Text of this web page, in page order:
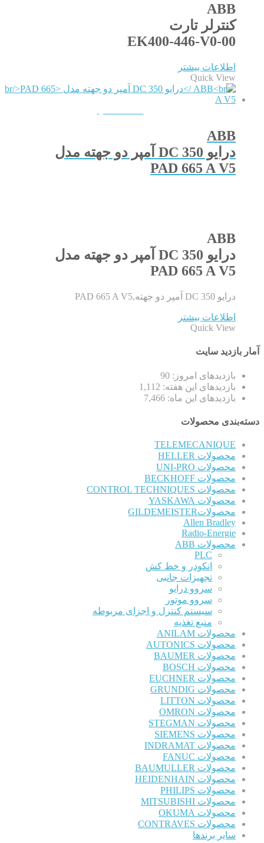
ABB
کنترلر تارت
EK400-446-V0-00
اطلاعات بیشتر
Quick View
ABB
درایو DC 350 آمپر دو جهته مدل
PAD 665 A V5
ABB
درایو DC 350 آمپر دو جهته مدل
PAD 665 A V5
درایو DC 350 آمپر دو جهته,PAD 665 A V5
اطلاعات بیشتر
Quick View
آمار بازدید سایت
بازدیدهای امروز: 90
بازدیدهای این هفته: 1,112
بازدیدهای این ماه: 7,466
دسته‌بندی محصولات
TELEMECANIQUE
محصولات HELLER
محصولات UNI-PRO
محصولات BECKHOFF
محصولات CONTROL TECHNIQUES
محصولات YASKAWA
محصولاتGILDEMEISTER
Allen Bradley
Radio-Energie
محصولات ABB
PLC
انکودر و خط کش
تجهیزات جانبی
سروو درایو
سروو موتور
سیستم کنترل و اجزای مربوطه
منبع تغذیه
محصولات ANILAM
محصولات AUTONICS
محصولات BAUMER
محصولات BOSCH
محصولات EUCHNER
محصولات GRUNDIG
محصولات LITTON
محصولات OMRON
محصولات STEGMAN
محصولات SIEMENS
محصولات INDRAMAT
محصولات FANUC
محصولات BAUMULLER
محصولات HEIDENHAIN
محصولات PHILIPS
محصولات MITSUBISHI
محصولات OKUMA
محصولات CONTRAVES
سایر برندها